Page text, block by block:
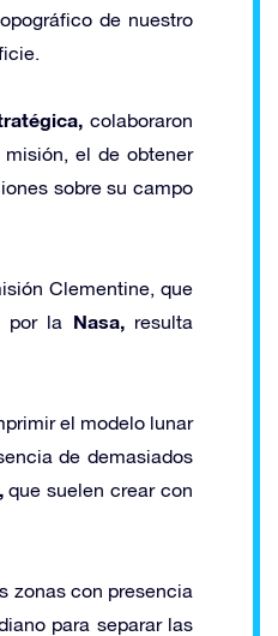
de nuestro
colaboraron
el de obtener
sobre su campo
Clementine, que
por la Nasa,resulta
el modelo lunar
de demasiados
que suelen crear con
zonas con presencia
para separar las